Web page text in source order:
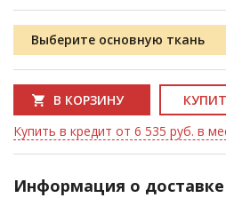
Выберите основную ткань
В КОРЗИНУ
Купить в кредит от 6 535 руб. в
Информация о доставке